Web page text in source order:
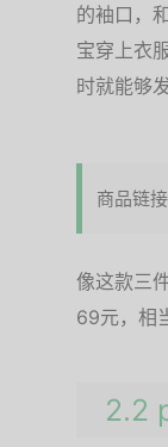
的袖口，
宝穿上衣
时就能够
商品链接
像这款三
69元，相
2.2